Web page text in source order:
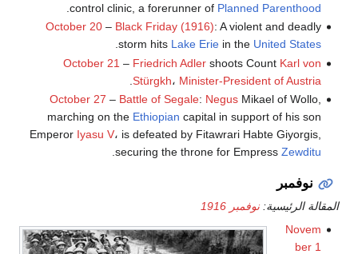
control clinic, a forerunner of Planned Parenthood
October 20– Black Friday (1916): A violent and deadly
storm hits Lake Eriein the United States
.
October 21 – Friedrich Adlershoots Count Karl von
Stürgkh، Minister-President of Austria
October 27 – Battle of Segale: NegusMikael of Wollo,
marching on the Ethiopian capital in support of his son
Emperor Iyasu V، is defeated by Fitawrari Habte Giyorgis,
securing the throne for Empress Zewditu
نوفمبر
المقالة الرئيسية:نوفمبر 1916
Novem
ber 1